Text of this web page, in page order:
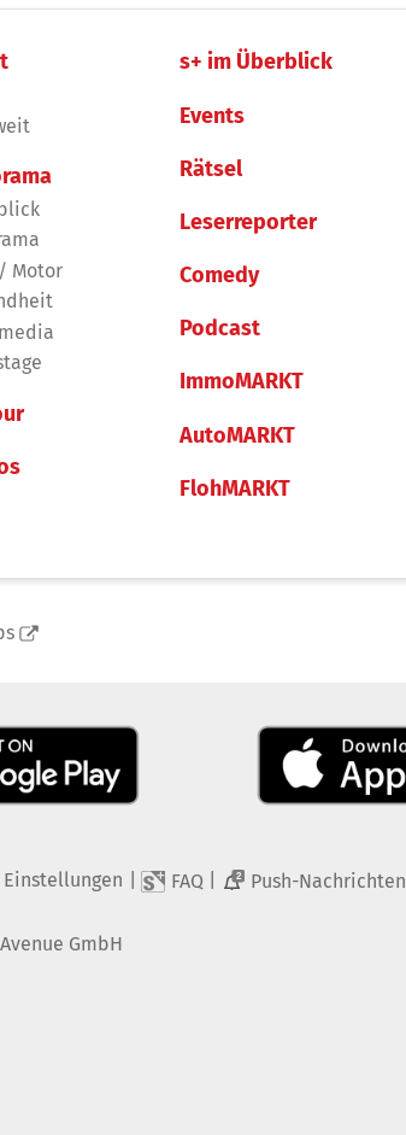
Motor
s+ im Überblick
Events
Rätsel
Leserreporter
Comedy
Podcast
ImmoMARKT
AutoMARKT
FlohMARKT
Einstellungen FAQ 2 Push-Nachrichten
GmbH